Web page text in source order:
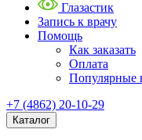
Глазастик
Запись к врачу
Помощь
Как заказать
Оплата
Популярные
+7 (4862) 20-10-29
Каталог